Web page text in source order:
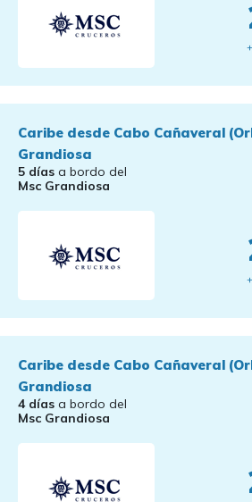
Caribe desde Cabo Cañaveral
Grandiosa
5 días a bordo del
Msc Grandiosa
Caribe desde Cabo Cañaveral
Grandiosa
4 días a bordo del
Msc Grandiosa